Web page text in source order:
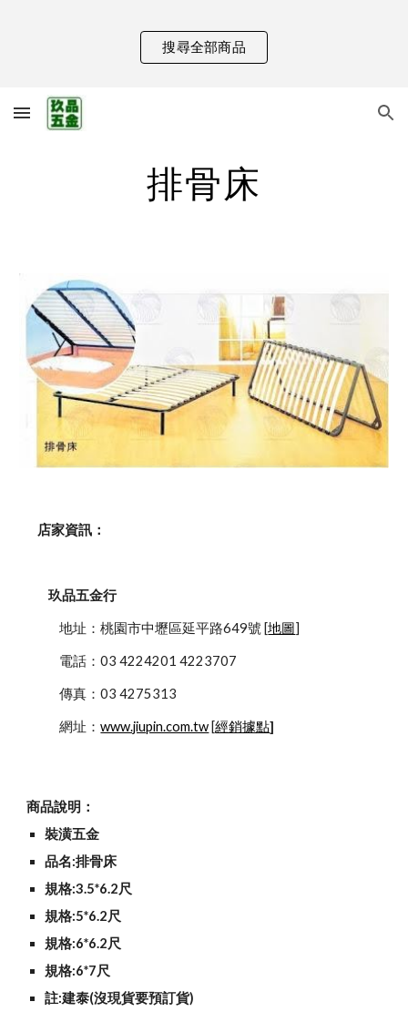
Skip to main content
搜尋全部商品
排骨床
    店家資訊：
玖品五金行
            地址：桃園市中壢區延平路649號 [
地圖]
            電話：03 4224201 4223707
            傳真：03 4275313
            網址：
www.jiupin.com.tw [經銷據點]
商品說明：
裝潢五金
品名:排骨床
規格:3.5*6.2尺
規格:5*6.2尺
規格:6*6.2尺
規格:6*7尺
註:建泰(沒現貨要預訂貨)